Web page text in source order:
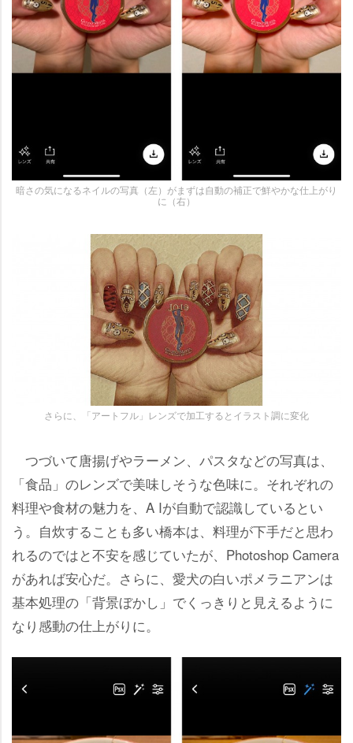
暗さの気になるネイルの写真（左）がまずは自動の補正で鮮やかな仕上がり
に（右）
さらに、「アートフル」レンズで加工するとイラスト調に変化
つづいて唐揚げやラーメン、パスタなどの写真は、
「食品」のレンズで美味しそうな色味に。それぞれの
料理や食材の魅力を、A Iが自動で認識しているとい
う。自炊することも多い橋本は、料理が下手だと思わ
れるのではと不安を感じていたが、Photoshop Camera
があれば安心だ。さらに、愛犬の白いポメラニアンは
基本処理の「背景ぼかし」でくっきりと見えるように
なり感動の仕上がりに。